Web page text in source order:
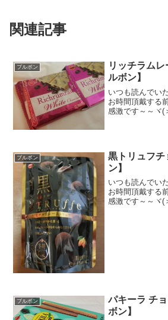
関連記事
ブルボン
リッチラム
ルボン】
いつも読んでい
お時間頂戴する
感激です～～ヾ(
ブルボン
黒トリュフチ
ン】
いつも読んでい
お時間頂戴する
感激です～～ヾ(
ブルボン
パキーラ チ
ボン】